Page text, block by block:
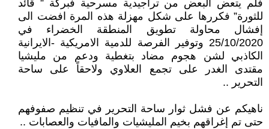
فلم يتعض البعض من تراجيدية مسرحية فبركة ” قائد
للثورة” فكررها على شكل مهزلة هذه المرة افضت الى
إفشال محاولة تطويق المنطقة الخضراء في
25/10/2020 وتوفير الفرصة للدمية الامريكية -الايرانية
الكاذبي لشن هجوم مضاد بتغطية ودعم من مليشيا
مقتدى الغدر على تجمع العلاوي ولاحقاً على ساحة
التحرير ..
ناهيكم عن فشل ثوار ساحة التحرير في تنظيم صفوفهم
حتى تم إغراقهم بخيم المليشيات والمافيات والعصابات ..